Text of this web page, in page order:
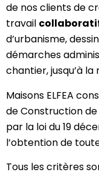
de nos clients de
travail
d’urbanisme,
démarches
chantier, jusqu’à
Maisons ELFEA
de Construction
par la loi du 19
l’obtention de
Tous les critères